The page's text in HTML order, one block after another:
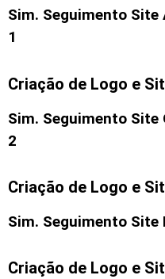
Sim. Seguimento Site
1
Criação de Logo e
Sim. Seguimento Site
2
Criação de Logo e
Sim. Seguimento Site
Criação de Logo e